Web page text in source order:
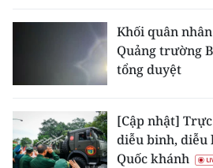
中文
FRANÇAIS
Khối quân
Quảng trường
tổng duyệt
[Cập nhật]
diễu binh, diễu
Quốc khánh